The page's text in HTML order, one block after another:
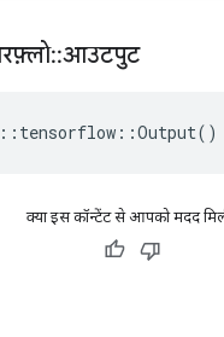
::आउटपुट
:: tensorflow ::Output()
क्या इस कॉन्टेंट से आपको मदद